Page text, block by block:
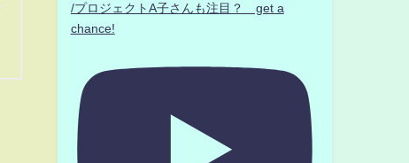
/プロジェクトA子さんも注目？ get a
chance!